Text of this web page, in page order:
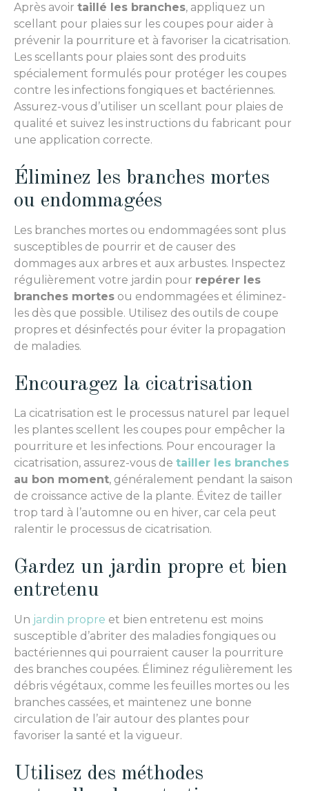
Après avoir taillé les branches, appliquez un
scellant pour plaies sur les coupes pour aider à
prévenir la pourriture et à favoriser la cicatrisation.
Les scellants pour plaies sont des produits
spécialement formulés pour protéger les coupes
contre les infections fongiques et bactériennes.
Assurez-vous d’utiliser un scellant pour plaies de
qualité et suivez les instructions du fabricant pour
une application correcte.
Éliminez les branches mortes
ou endommagées
Les branches mortes ou endommagées sont plus
susceptibles de pourrir et de causer des
dommages aux arbres et aux arbustes. Inspectez
régulièrement votre jardin pour repérer les
branches mortes ou endommagées et éliminez-
les dès que possible. Utilisez des outils de coupe
propres et désinfectés pour éviter la propagation
de maladies.
Encouragez la cicatrisation
La cicatrisation est le processus naturel par lequel
les plantes scellent les coupes pour empêcher la
pourriture et les infections. Pour encourager la
cicatrisation, assurez-vous de tailler les branches
au bon moment, généralement pendant la saison
de croissance active de la plante. Évitez de tailler
trop tard à l’automne ou en hiver, car cela peut
ralentir le processus de cicatrisation.
Gardez un jardin propre et bien
entretenu
Un jardin propre et bien entretenu est moins
susceptible d’abriter des maladies fongiques ou
bactériennes qui pourraient causer la pourriture
des branches coupées. Éliminez régulièrement les
débris végétaux, comme les feuilles mortes ou les
branches cassées, et maintenez une bonne
circulation de l’air autour des plantes pour
favoriser la santé et la vigueur.
Utilisez des méthodes